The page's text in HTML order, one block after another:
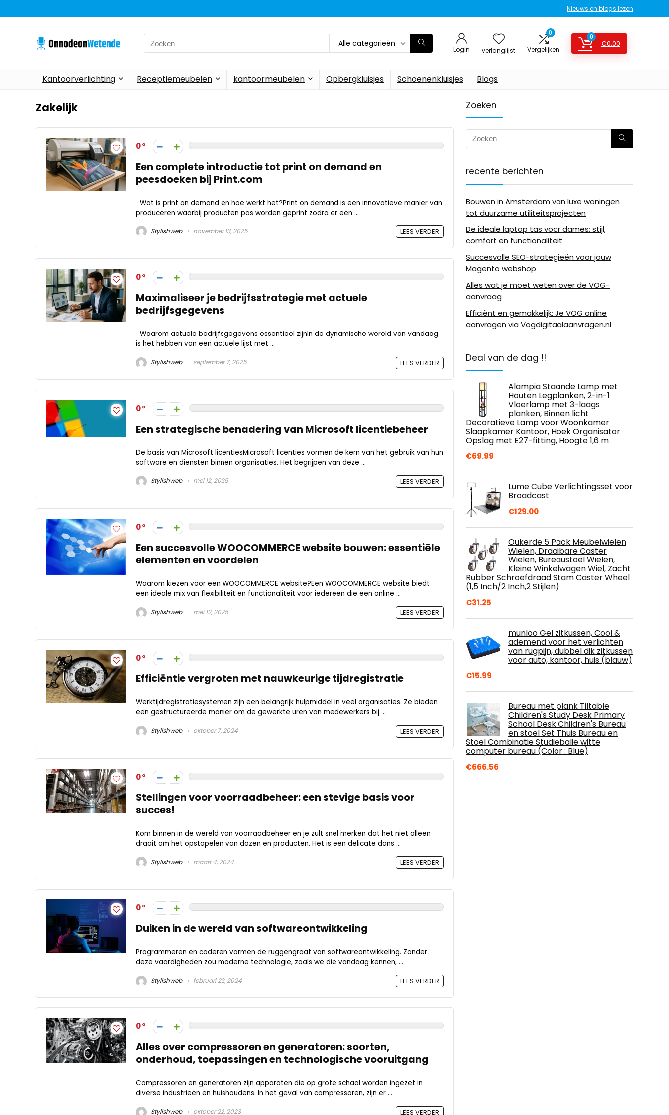
Nieuws en blogs lezen
Search
for:
Alle categorieën
Login verlanglijst
0
Vergelijken
0
€0.00
Kantoorverlichting Receptiemeubelen kantoormeubelen Opbergkluisjes Schoenenkluisjes Blogs
Zakelijk
0
Een complete introductie tot print on demand en
peesdoeken bij Print.com
Wat is print on demand en hoe werkt het?Print on demand is een innovatieve manier van
produceren waarbij producten pas worden geprint zodra er een ...
Stylishweb november 13, 2025 LEES VERDER
0
Maximaliseer je bedrijfsstrategie met actuele
bedrijfsgegevens
Waarom actuele bedrijfsgegevens essentieel zijnIn de dynamische wereld van vandaag
is het hebben van een actuele lijst met ...
Stylishweb september 7, 2025 LEES VERDER
0
Een strategische benadering van Microsoft licentiebeheer
De basis van Microsoft licentiesMicrosoft licenties vormen de kern van het gebruik van hun
software en diensten binnen organisaties. Het begrijpen van deze ...
Stylishweb mei 12, 2025 LEES VERDER
0
Een succesvolle WOOCOMMERCE website bouwen: essentiële
elementen en voordelen
Waarom kiezen voor een WOOCOMMERCE website?Een WOOCOMMERCE website biedt
een ideale mix van flexibiliteit en functionaliteit voor iedereen die een online ...
Stylishweb mei 12, 2025 LEES VERDER
0
Efficiëntie vergroten met nauwkeurige tijdregistratie
Werktijdregistratiesystemen zijn een belangrijk hulpmiddel in veel organisaties. Ze bieden
een gestructureerde manier om de gewerkte uren van medewerkers bij ...
Stylishweb oktober 7, 2024 LEES VERDER
0
Stellingen voor voorraadbeheer: een stevige basis voor
succes!
Kom binnen in de wereld van voorraadbeheer en je zult snel merken dat het niet alleen
draait om het opstapelen van dozen en producten. Het is een delicate dans ...
Stylishweb maart 4, 2024 LEES VERDER
0
Duiken in de wereld van softwareontwikkeling
Programmeren en coderen vormen de ruggengraat van softwareontwikkeling. Zonder
deze vaardigheden zou moderne technologie, zoals we die vandaag kennen, ...
Stylishweb februari 22, 2024 LEES VERDER
0
Alles over compressoren en generatoren: soorten,
onderhoud, toepassingen en technologische vooruitgang
Compressoren en generatoren zijn apparaten die op grote schaal worden ingezet in
diverse industrieën en huishoudens. In het geval van compressoren, zijn er ...
Stylishweb oktober 22, 2023 LEES VERDER
Zoeken
recente berichten
Bouwen in Amsterdam van luxe woningen
tot duurzame utiliteitsprojecten
De ideale laptop tas voor dames: stijl,
comfort en functionaliteit
Succesvolle SEO-strategieën voor jouw
Magento webshop
Alles wat je moet weten over de VOG-
aanvraag
Efficiënt en gemakkelijk: Je VOG online
aanvragen via Vogdigitaalaanvragen.nl
Deal van de dag !!
Alampia Staande Lamp met
Houten Legplanken, 2-in-1
Vloerlamp met 3-laags
planken, Binnen licht
Decoratieve Lamp voor Woonkamer
Slaapkamer Kantoor, Hoek Organisator
Opslag met E27-fitting, Hoogte 1,6 m
€69.99
Lume Cube Verlichtingsset voor
Broadcast
€129.00
Oukerde 5 Pack Meubelwielen
Wielen, Draaibare Caster
Wielen, Bureaustoel Wielen,
Kleine Winkelwagen Wiel, Zacht
Rubber Schroefdraad Stam Caster Wheel
(1,5 Inch/2 Inch,2 Stijlen)
€31.25
munloo Gel zitkussen, Cool &
ademend voor het verlichten
van rugpijn, dubbel dik zitkussen
voor auto, kantoor, huis (blauw)
€15.99
Bureau met plank Tiltable
Children's Study Desk Primary
School Desk Children's Bureau
en stoel Set Thuis Bureau en
Stoel Combinatie Studiebalie witte
computer bureau (Color : Blue)
€666.56